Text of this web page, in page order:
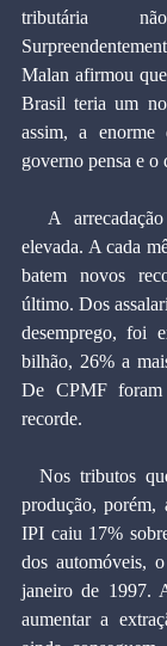
tributária
Malan afirmou
Brasil teria um
assim, a
governo pensa e o
elevada. A cada
batem novos
último. Dos
desemprego, foi
bilhão, 26% a
De CPMF
recorde.
  Nos tributos que dependem do nível de
produção, porém,
IPI caiu 17%
dos automóveis,
janeiro de 1997.
aumentar a